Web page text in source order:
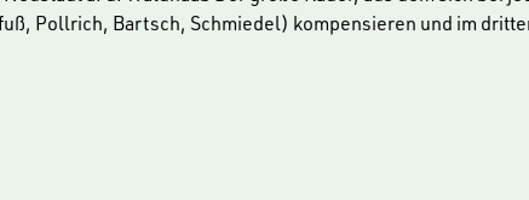
Pollrich, Bartsch, Schmiedel) kompensieren und im